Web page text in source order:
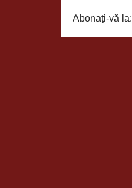
Abonați-vă la: